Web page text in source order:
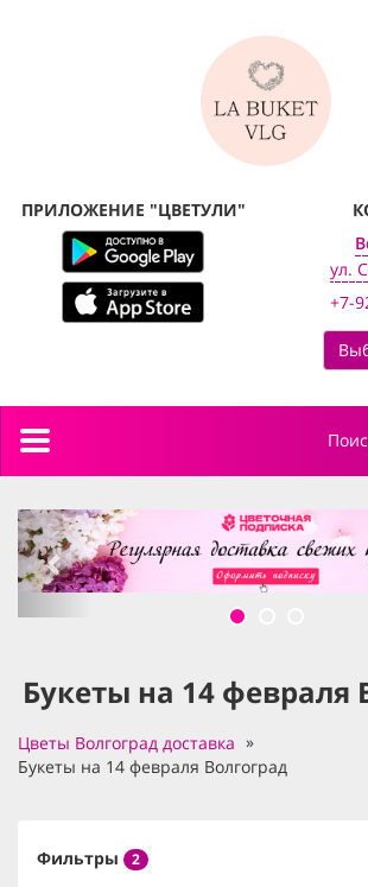
ПРИЛОЖЕНИЕ "ЦВЕТУЛИ"
ул.
+7-
Toggle
previous
Букеты на 14 февраля
Цветы Волгоград доставка
Букеты на 14 февраля Волгоград
Фильтры 2